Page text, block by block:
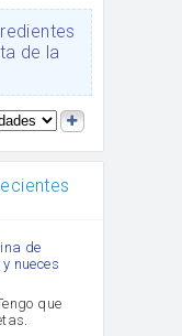
de la
de
nueces
que